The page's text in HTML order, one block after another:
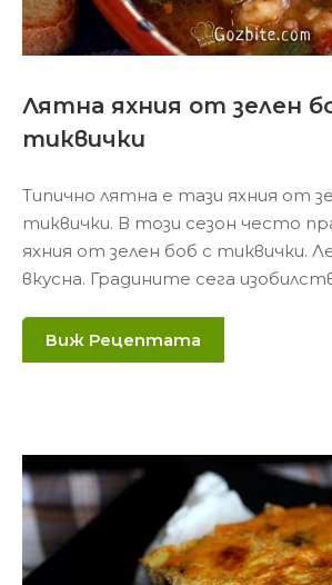
Лятна яхния от зелен
тиквички
Типично лятна е тази яхния от
тиквички. В този сезон често
яхния от зелен боб с тиквички.
вкусна. Градините сега
Виж Рецептата